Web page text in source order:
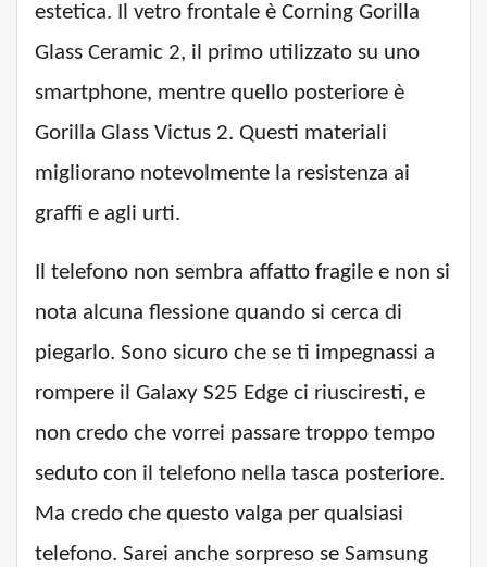
estetica. Il vetro frontale è Corning Gorilla
Glass Ceramic 2, il primo utilizzato su uno
smartphone, mentre quello posteriore è
Gorilla Glass Victus 2. Questi materiali
migliorano notevolmente la resistenza ai
graffi e agli urti.
Il telefono non sembra affatto fragile e non si
nota alcuna flessione quando si cerca di
piegarlo. Sono sicuro che se ti impegnassi a
rompere il Galaxy S25 Edge ci riusciresti, e
non credo che vorrei passare troppo tempo
seduto con il telefono nella tasca posteriore.
Ma credo che questo valga per qualsiasi
telefono. Sarei anche sorpreso se Samsung